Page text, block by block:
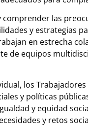
las
y estrategias
en estrecha
de equipos
los
y políticas
y equidad
y retos